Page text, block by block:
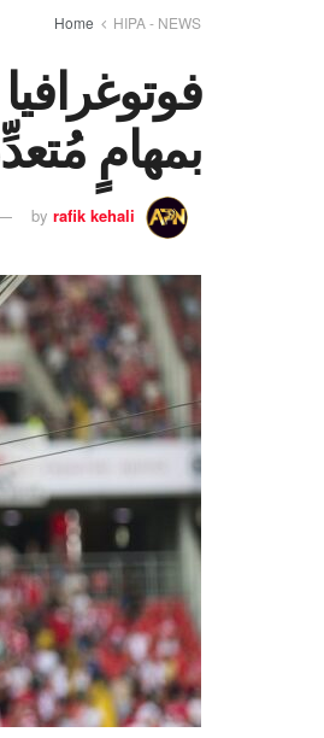
Home HIPA - NEWS
بمهامٍ
by rafik kehali